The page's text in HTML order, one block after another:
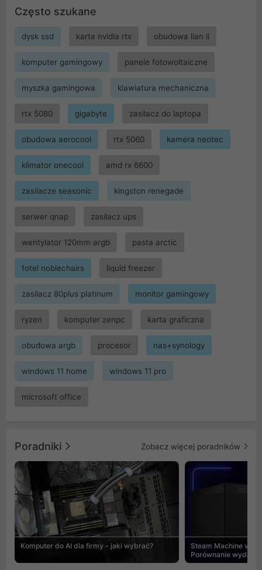
Często szukane
dysk ssd karta nvidia rtx obudowa lian li
komputer gamingowy panele fotowoltaiczne
myszka gamingowa klawiatura mechaniczna
rtx 5080 gigabyte zasilacz do laptopa
obudowa aerocool rtx 5060 kamera neotec
klimator onecool amd rx 6600
zasilacze seasonic kingston renegade
serwer qnap zasilacz ups
wentylator 120mm argb pasta arctic
fotel noblechairs liquid freezer
zasilacz 80plus platinum monitor gamingowy
ryzen komputer zenpc karta graficzna
obudowa argb procesor nas+synology
windows 11 home windows 11 pro
microsoft office
Poradniki Zobacz więcej poradników
Komputer do AI dla firmy - jaki wybrać?
Steam Machine vs
Porównanie